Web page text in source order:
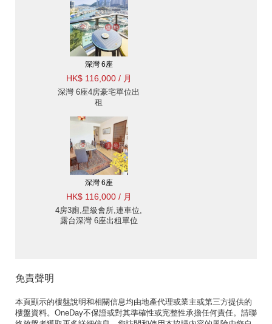
深灣 6座
HK$ 116,000 / 月
深灣 6座4房豪宅單位出
租
深灣 6座
HK$ 116,000 / 月
4房3廁,星級會所,連車位,
露台深灣 6座出租單位
免責聲明
本頁顯示的樓盤說明和相關信息均由地產代理或業主或第三方提供的
樓盤資料。OneDay不保證或對其準確性或完整性承擔任何責任。請聯